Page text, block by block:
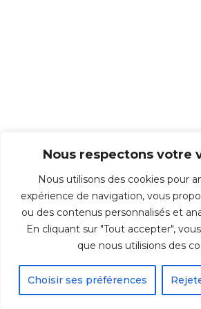
Nous respectons votre
Nous utilisons des cookies pour
expérience de navigation, vous
ou des contenus personnalisés et
En cliquant sur "Tout accepter",
que nous utilisions des
Choisir ses préférences
© 2026 Repro-IT - Groupe IT & You ©️ - SAS
Immeuble l'ARSENAL 123, rue de Condé 59021